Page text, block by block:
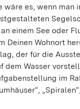
wäre es, wenn man
einem See oder
Deinen Wohnort
der für die
dem Wasser
im